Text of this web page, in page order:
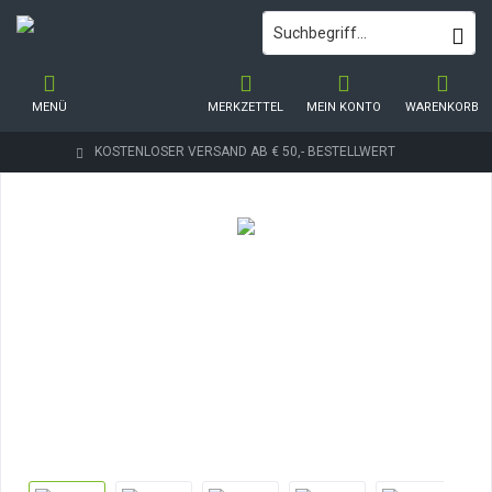
KOSTENLOSER VERSAND AB € 50,- BESTELLWERT
WARENKORB
MERKZETTEL MEIN KONTO
MENÜ